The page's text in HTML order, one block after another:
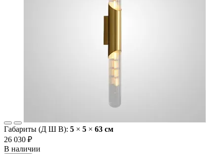
Габариты (Д Ш В): 5 × 5 × 63 cм
26 030 ₽
В наличии